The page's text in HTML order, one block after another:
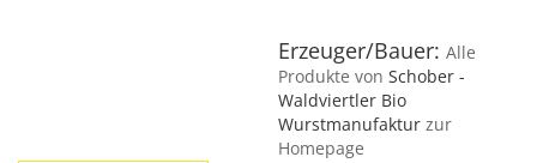
Erzeuger/Bauer:Alle
Produkte von Schober -
Waldviertler Bio
Wurstmanufakturzur
Homepage